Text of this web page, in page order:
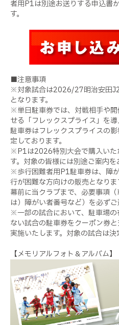
者用P1は別途お送りする申込書
す。
■注意事項
※対象試合は2026/27明治安田
となります。
※単日駐車券では、対戦相手や
せる「フレックスプライス」を
駐車券はフレックスプライスの
定しております。
※P1は2026特別大会で購入いた
す。対象の皆様には別途ご案内を
※歩行困難者用P1駐車券は、障
行が困難な方向けの販売となり
幕前に当クラブまで、必要事項
は）障がい者番号など）を必ずご
※一部の試合において、駐車場
ない試合の駐車券をクーポン券
実施いたします。対象の試合は決
【メモリアルフォト＆アルバム】